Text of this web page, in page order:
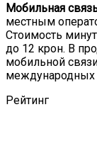
Мобильная
местным
Стоимость
до 12 крон. В
мобильной
международных
Рейтинг